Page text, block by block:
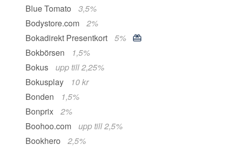
Blue Tomato
3,5%
Bodystore.com
2%
Bokadirekt Presentkort
5%
Bokbörsen
1,5%
Bokus
upp till 2,25%
Bokusplay
10 kr
Bonden
1,5%
Bonprix
2%
Boohoo.com
upp till 2,5%
Bookhero
2,5%